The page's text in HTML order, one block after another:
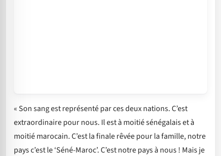
« Son sang est représenté par ces deux nations. C’est
extraordinaire pour nous. Il est à moitié sénégalais et à
moitié marocain. C’est la finale rêvée pour la famille, notre
pays c’est le ‘Séné-Maroc’. C’est notre pays à nous ! Mais je